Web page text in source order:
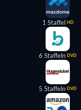
1 Staffel HD
6 Staffeln DVD
5 Staffeln DVD